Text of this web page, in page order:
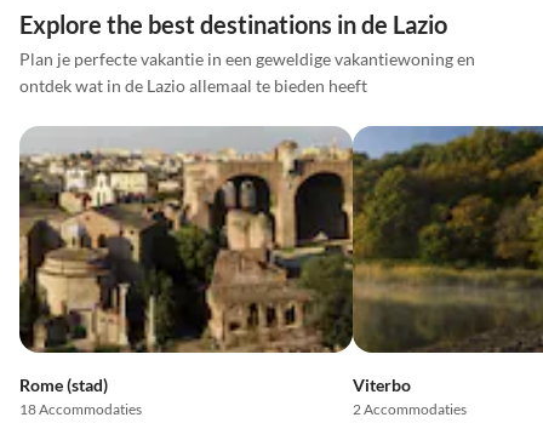
Explore the best destinations in de Lazio
Plan je perfecte vakantie in een geweldige vakantiewoning en
ontdek wat in de Lazio allemaal te bieden heeft
Rome (stad)
18 Accommodaties
Viterbo
2 Accommodaties